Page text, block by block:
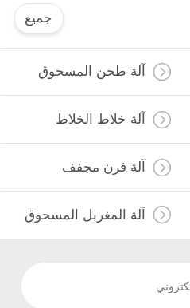
جميع
آلة طحن المسحوق
آلة خلاط الخلاط
آلة فرن مجفف
آلة المغربل المسحوق